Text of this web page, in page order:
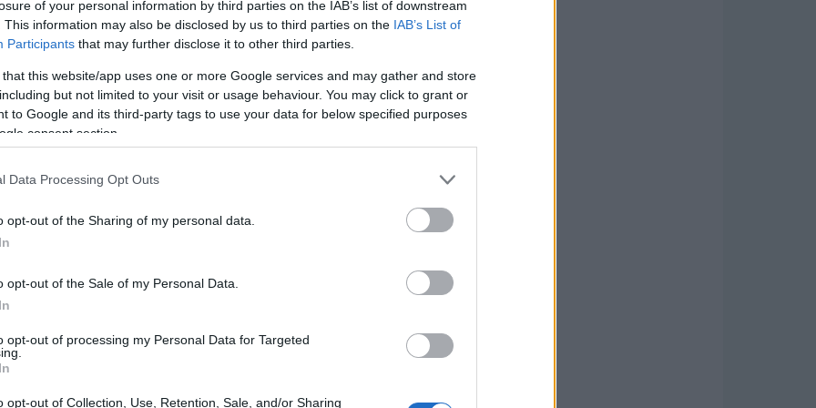
of your personal information by third parties on the IAB’s list of downstream
This information may also be disclosed by us to third parties on the IAB’s List of
Participants that may further disclose it to other third parties.
that this website/app uses one or more Google services and may gather and store
but not limited to your visit or usage behaviour. You may click to grant or
to Google and its third-party tags to use your data for below specified purposes
consent section.
Data Processing Opt Outs
opt-out of the Sharing of my personal data.
opt-out of the Sale of my Personal Data.
opt-out of processing my Personal Data for Targeted
opt-out of Collection, Use, Retention, Sale, and/or Sharing
L'articolo analizza il recente calo delle richieste di
immobiliare.